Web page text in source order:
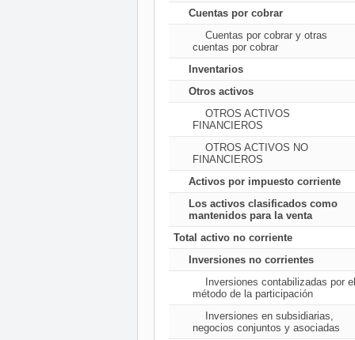
Cuentas por cobrar
Cuentas por cobrar y otras
cuentas por cobrar
Inventarios
Otros activos
OTROS ACTIVOS
FINANCIEROS
OTROS ACTIVOS NO
FINANCIEROS
Activos por impuesto corriente
Los activos clasificados como
mantenidos para la venta
Total activo no corriente
Inversiones no corrientes
Inversiones contabilizadas por el
método de la participación
Inversiones en subsidiarias,
negocios conjuntos y asociadas